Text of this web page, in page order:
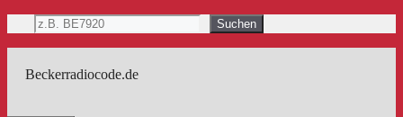
Inhalt
Suchen Suchen
Beckerradiocode.de